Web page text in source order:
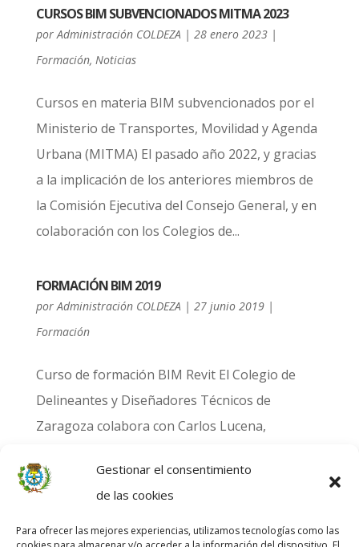
Gestionar el consentimiento
de las cookies
Para ofrecer las mejores experiencias, utilizamos tecnologías como las
CURSOS BIM SUBVENCIONADOS MITMA 2023
porAdministración COLDEZA | 28 enero 2023|
Formación, Noticias
Cursos en materia BIM subvencionados por el
Ministerio de Transportes, Movilidad y Agenda
Urbana (MITMA) El pasado año 2022, y gracias
a la implicación de los anteriores miembros de
la Comisión Ejecutiva del Consejo General, y en
colaboración con los Colegios de...
FORMACIÓN BIM 2019
porAdministración COLDEZA | 27 junio 2019|
Formación
Curso de formación BIM Revit El Colegio de
Delineantes y Diseñadores Técnicos de
Zaragoza colabora con Carlos Lucena,
preparar a nuestros colegiados Delineantes
Proyectistas y Técnicos Superiores en
Proyectos. Con Diploma de...